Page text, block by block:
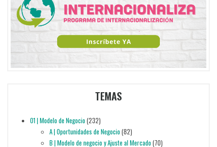
TEMAS
01 | Modelo de Negocio(232)
A | Oportunidades de Negocio(82)
B | Modelo de negocio y Ajuste al Mercado(70)